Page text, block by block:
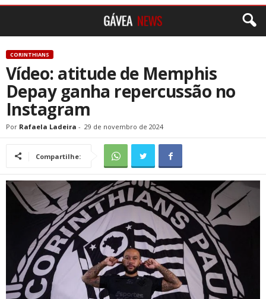
CORINTHIANS
Vídeo: atitude de Memphis
Depay ganha repercussão no
Instagram
Por Rafaela Ladeira - 29 de novembro de 2024
Compartilhe: